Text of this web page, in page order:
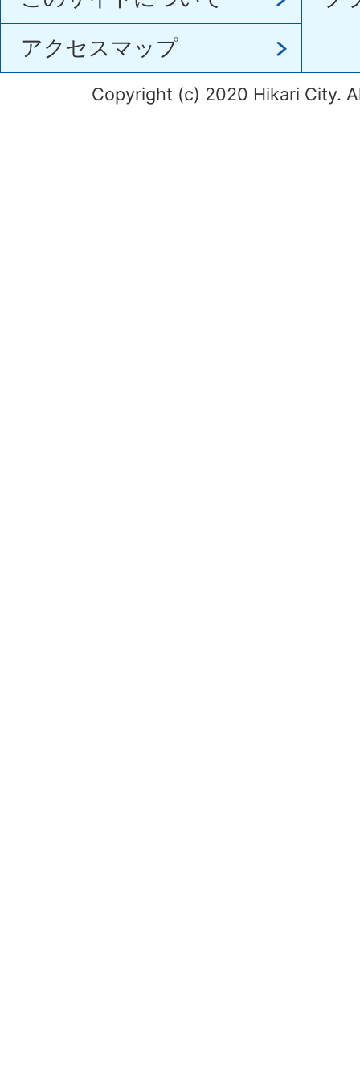
アクセスマップ
Copyright (c) 2020 Hikari City.